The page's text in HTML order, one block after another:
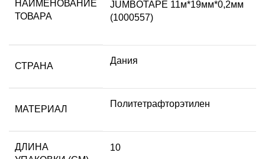
НАИМЕНОВАНИЕ
ТОВАРА
JUMBOTAPE 11м*19мм*0,2мм
(1000557)
СТРАНА
Дания
МАТЕРИАЛ
Пoлитeтpaфтopэтилeн
ДЛИНА
10